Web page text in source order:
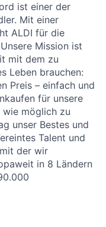
ist einer der
Mit einer
ALDI für die
Mission ist
mit dem zu
Leben brauchen:
Preis – einfach und
für unsere
wie möglich zu
unser Bestes und
Talent und
der wir
in 8 Ländern